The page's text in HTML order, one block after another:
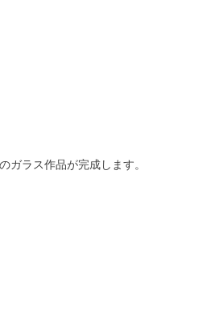
ガラス作品が完成します。